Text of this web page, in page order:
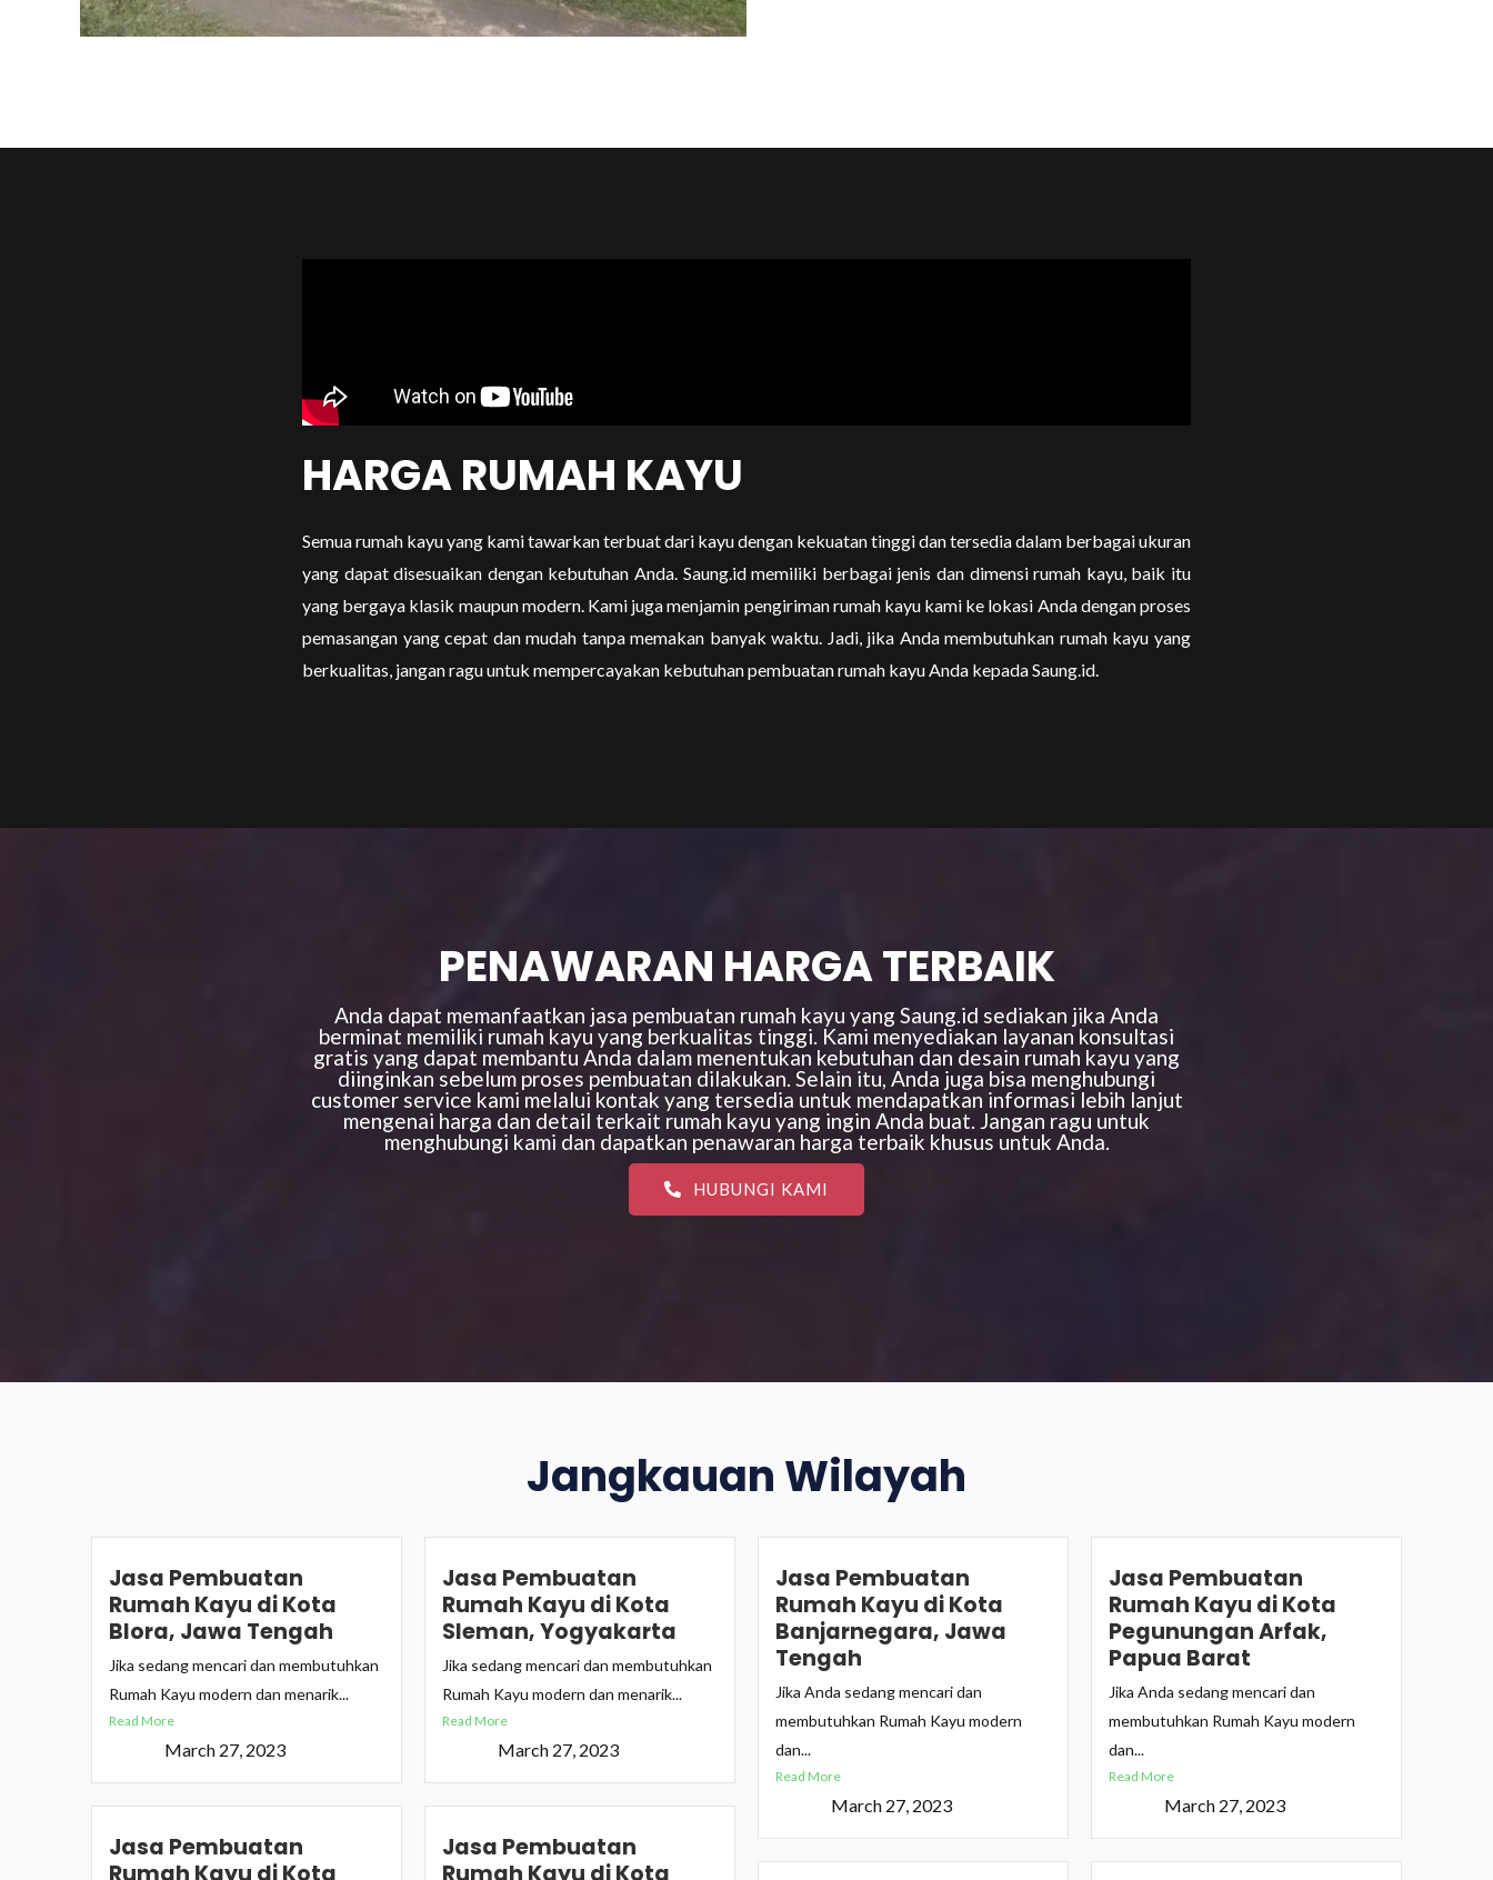
HARGA RUMAH KAYU
Semua rumah kayu yang kami tawarkan terbuat dari kayu dengan kekuatan tinggi dan tersedia dalam berbagai ukuran
yang dapat disesuaikan dengan kebutuhan Anda. Saung.id memiliki berbagai jenis dan dimensi rumah kayu, baik itu
yang bergaya klasik maupun modern. Kami juga menjamin pengiriman rumah kayu kami ke lokasi Anda dengan proses
pemasangan yang cepat dan mudah tanpa memakan banyak waktu. Jadi, jika Anda membutuhkan rumah kayu yang
berkualitas, jangan ragu untuk mempercayakan kebutuhan pembuatan rumah kayu Anda kepada Saung.id.
PENAWARAN HARGA TERBAIK
Anda dapat memanfaatkan jasa pembuatan rumah kayu yang Saung.id sediakan jika Anda
berminat memiliki rumah kayu yang berkualitas tinggi. Kami menyediakan layanan konsultasi
gratis yang dapat membantu Anda dalam menentukan kebutuhan dan desain rumah kayu yang
diinginkan sebelum proses pembuatan dilakukan. Selain itu, Anda juga bisa menghubungi
customer service kami melalui kontak yang tersedia untuk mendapatkan informasi lebih lanjut
mengenai harga dan detail terkait rumah kayu yang ingin Anda buat. Jangan ragu untuk
menghubungi kami dan dapatkan penawaran harga terbaik khusus untuk Anda.
HUBUNGI KAMI
Jangkauan Wilayah
Jasa Pembuatan
Rumah Kayu di Kota
Blora, Jawa Tengah
Jika sedang mencari dan membutuhkan
Rumah Kayu modern dan menarik...
Read More
March 27, 2023
Jasa Pembuatan
Rumah Kayu di Kota
Sleman, Yogyakarta
Jika sedang mencari dan membutuhkan
Rumah Kayu modern dan menarik...
Read More
March 27, 2023
Jasa Pembuatan
Rumah Kayu di Kota
Banjarnegara, Jawa
Tengah
Jika Anda sedang mencari dan
membutuhkan Rumah Kayu modern
dan...
Read More
March 27, 2023
Jasa Pembuatan
Rumah Kayu di Kota
Pegunungan Arfak,
Papua Barat
Jika Anda sedang mencari dan
membutuhkan Rumah Kayu modern
dan...
Read More
March 27, 2023
Jasa Pembuatan
Rumah Kayu di Kota
Jasa Pembuatan
Rumah Kayu di Kota